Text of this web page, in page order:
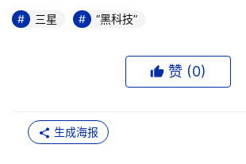
色器，使其屏幕内可以拥有多达2400万
发光式LED光源。在Micro LED处理器的
密的微米级LED光源排列，让画面显示细
光式设计让亮区更亮，暗区更暗，从根本
三星 “黑科技”
赞 (0)
生成海报